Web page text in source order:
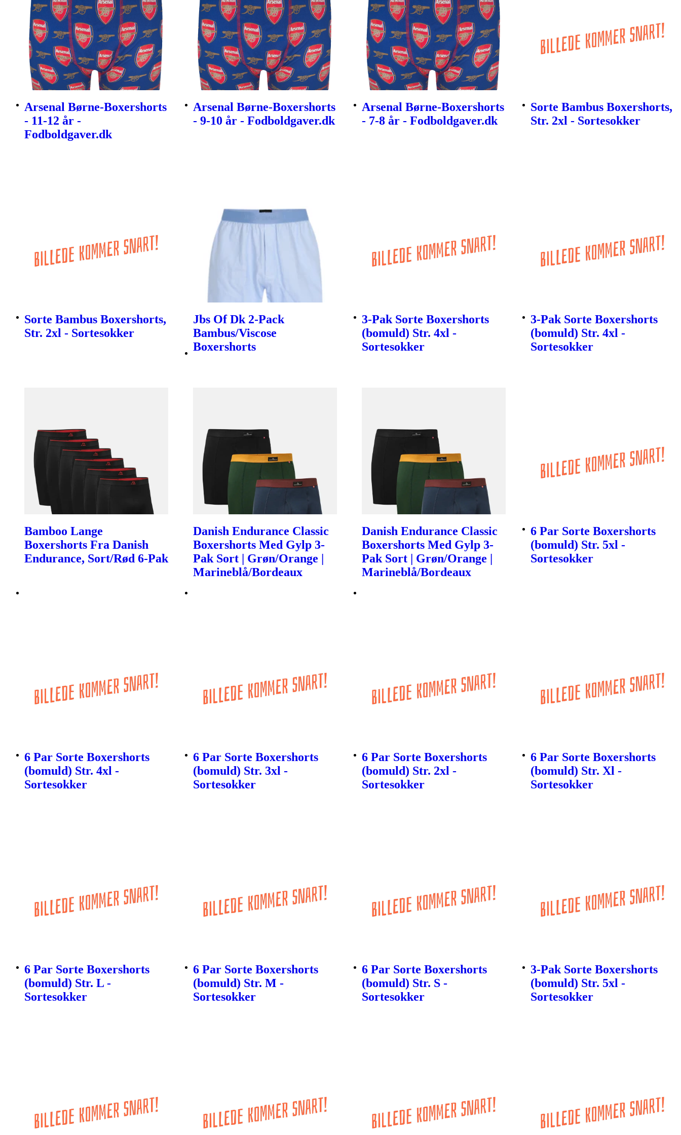
Arsenal Børne-Boxershorts
- 11-12 år -
Fodboldgaver.dk
Arsenal Børne-Boxershorts
- 9-10 år - Fodboldgaver.dk
Arsenal Børne-Boxershorts
- 7-8 år - Fodboldgaver.dk
Sorte Bambus Boxershorts,
Str. 2xl - Sortesokker
Sorte Bambus Boxershorts,
Str. 2xl - Sortesokker
Jbs Of Dk 2-Pack
Bambus/Viscose
Boxershorts
3-Pak Sorte Boxershorts
(bomuld) Str. 4xl -
Sortesokker
3-Pak Sorte Boxershorts
(bomuld) Str. 4xl -
Sortesokker
Bamboo Lange
Boxershorts Fra Danish
Endurance, Sort/Rød 6-Pak
Danish Endurance Classic
Boxershorts Med Gylp 3-
Pak Sort | Grøn/Orange |
Marineblå/Bordeaux
Danish Endurance Classic
Boxershorts Med Gylp 3-
Pak Sort | Grøn/Orange |
Marineblå/Bordeaux
6 Par Sorte Boxershorts
(bomuld) Str. 5xl -
Sortesokker
6 Par Sorte Boxershorts
(bomuld) Str. 4xl -
Sortesokker
6 Par Sorte Boxershorts
(bomuld) Str. 3xl -
Sortesokker
6 Par Sorte Boxershorts
(bomuld) Str. 2xl -
Sortesokker
6 Par Sorte Boxershorts
(bomuld) Str. Xl -
Sortesokker
6 Par Sorte Boxershorts
(bomuld) Str. L -
Sortesokker
6 Par Sorte Boxershorts
(bomuld) Str. M -
Sortesokker
6 Par Sorte Boxershorts
(bomuld) Str. S -
Sortesokker
3-Pak Sorte Boxershorts
(bomuld) Str. 5xl -
Sortesokker